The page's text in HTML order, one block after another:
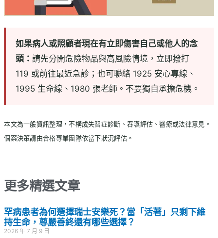
如果病人或照顧者現在有立即傷害自己或他人的念
頭：請先分開危險物品與高風險情境，立即撥打
119 或前往最近急診；也可聯絡 1925 安心專線、
1995 生命線、1980 張老師。不要獨自承擔危機。
本文為一般資訊整理，不構成失智症診斷、吞嚥評估、醫療或法律意見。
個案決策請由合格專業團隊依當下狀況評估。
更多精選文章
罕病患者為何選擇瑞士安樂死？當「活著」只剩下維
持生命，尊嚴善終還有哪些選擇？
2026 年 7 月 9 日